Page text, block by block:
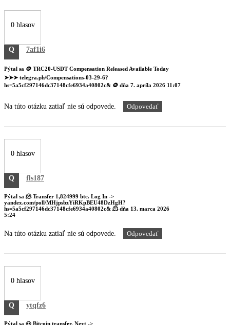
0 hlasov
Q 7af1i6
Pýtal sa 🪙 TRC20-USDT Compensation Released Available Today
➤➤➤ telegra.ph/Compensations-03-29-6?
hs=5a5cf297146dc37148cfe6934a40802c& 🪙 dňa 7. apríla 2026 11:07
Na túto otázku zatiaľ nie sú odpovede. Odpovedať
0 hlasov
Q fls187
Pýtal sa 🫠 Transfer 1,824999 btc. Log In ->
yandex.com/poll/MHjpsbzYiRKpBEU48DzHgH?
hs=5a5cf297146dc37148cfe6934a40802c& 🫠dňa 13. marca 2026
5:24
Na túto otázku zatiaľ nie sú odpovede. Odpovedať
0 hlasov
Q ytqfz6
Pýtal sa 🐽 Bitcoin transfer. Next ->